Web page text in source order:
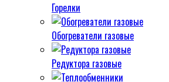
Горелки
Обогреватели газовые
Редуктора газовые